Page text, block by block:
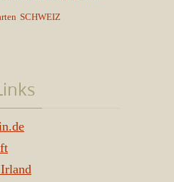
SCHWEIZ